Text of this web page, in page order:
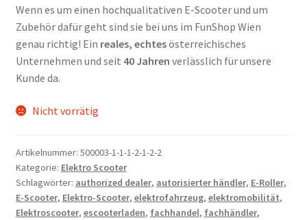
Wenn es um einen hochqualitativen E-Scooter und um
Zubehör dafür geht sind sie bei uns im FunShop Wien
genau richtig! Ein reales, echtesösterreichisches
Unternehmen und seit 40 Jahren verlässlich für unsere
Kunde da.
Nicht vorrätig
Artikelnummer: 500003-1-1-1-2-1-2-2
Kategorie: Elektro Scooter
Schlagwörter: authorized dealer, autorisierter händler, E-Roller,
E-Scooter, Elektro-Scooter, elektrofahrzeug, elektromobilität,
Elektroscooter, escooterladen, fachhandel, fachhändler,